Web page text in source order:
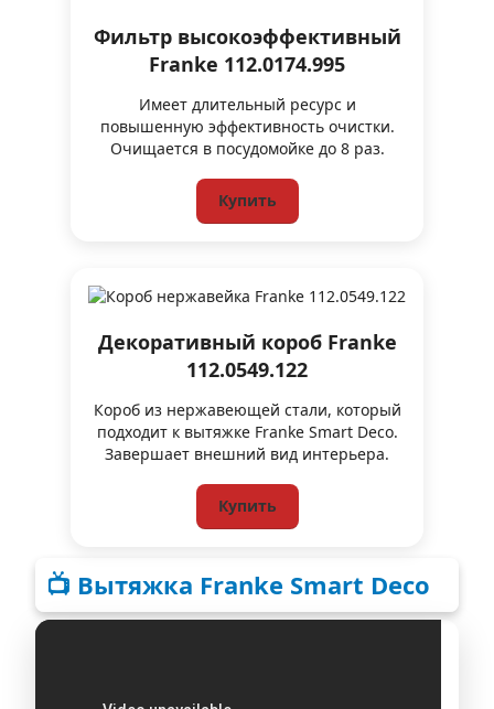
Фильтр высокоэффективный
Franke 112.0174.995
Имеет длительный ресурс и
повышенную эффективность очистки.
Очищается в посудомойке до 8 раз.
Купить
Декоративный короб Franke
112.0549.122
Короб из нержавеющей стали, который
подходит к вытяжке Franke Smart Deco.
Завершает внешний вид интерьера.
Купить
📺 Вытяжка Franke Smart Deco